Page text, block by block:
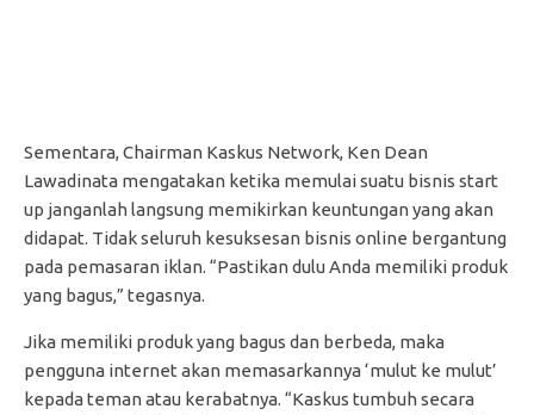
Sementara, Chairman Kaskus Network, Ken Dean
Lawadinata mengatakan ketika memulai suatu bisnis start
up janganlah langsung memikirkan keuntungan yang akan
didapat. Tidak seluruh kesuksesan bisnis online bergantung
pada pemasaran iklan. “Pastikan dulu Anda memiliki produk
yang bagus,” tegasnya.
Jika memiliki produk yang bagus dan berbeda, maka
pengguna internet akan memasarkannya ‘mulut ke mulut’
kepada teman atau kerabatnya. “Kaskus tumbuh secara